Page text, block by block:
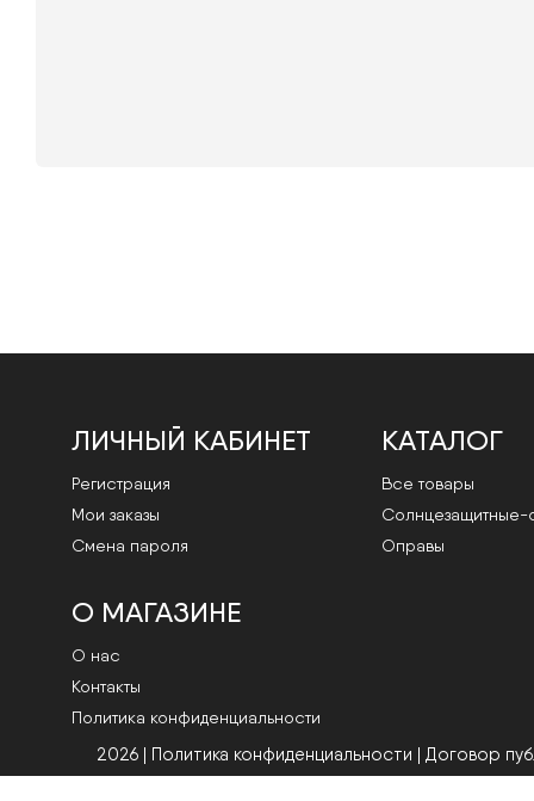
ЛИЧНЫЙ КАБИНЕТ
Регистрация
Мои заказы
Смена пароля
КАТАЛОГ
Все товары
Cолнцезащитные-
Оправы
О МАГАЗИНЕ
О нас
Контакты
Политика конфиденциальности
2026 | Политика конфиденциальности | Договор